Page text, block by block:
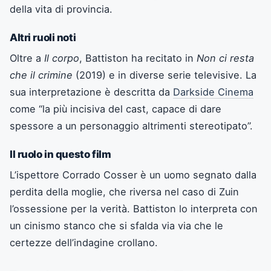
della vita di provincia.
Altri ruoli noti
Oltre a Il corpo, Battiston ha recitato in Non ci resta
che il crimine (2019) e in diverse serie televisive. La
sua interpretazione è descritta da Darkside Cinema
come “la più incisiva del cast, capace di dare
spessore a un personaggio altrimenti stereotipato”.
Il ruolo in questo film
L’ispettore Corrado Cosser è un uomo segnato dalla
perdita della moglie, che riversa nel caso di Zuin
l’ossessione per la verità. Battiston lo interpreta con
un cinismo stanco che si sfalda via via che le
certezze dell’indagine crollano.